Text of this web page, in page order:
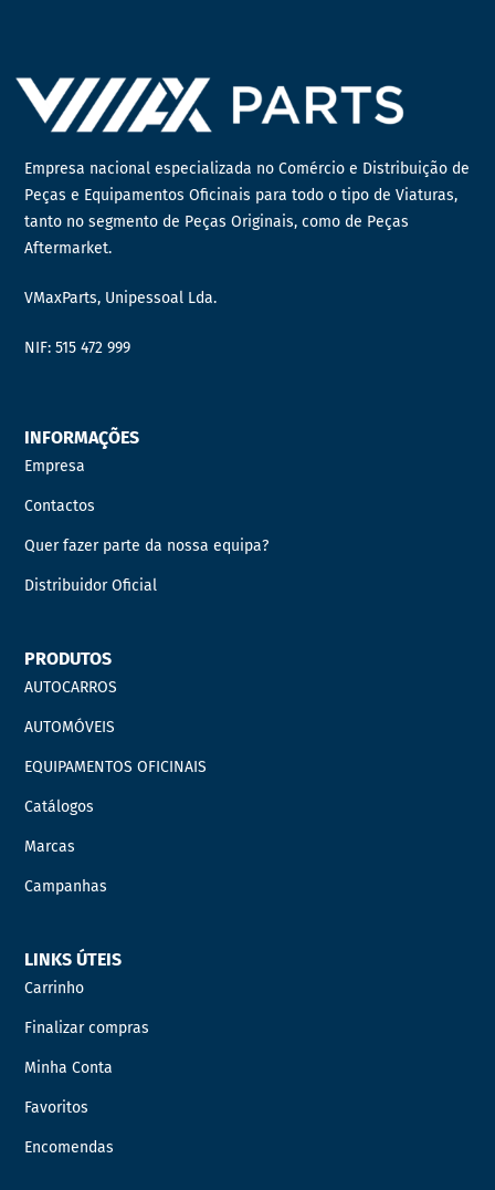
Empresa nacional especializada no Comércio e Distribuição de
Peças e Equipamentos Oficinais para todo o tipo de Viaturas,
tanto no segmento de Peças Originais, como de Peças
Aftermarket.
VMaxParts, Unipessoal Lda.
NIF: 515 472 999
INFORMAÇÕES
Empresa
Contactos
Quer fazer parte da nossa equipa?
Distribuidor Oficial
PRODUTOS
AUTOCARROS
AUTOMÓVEIS
EQUIPAMENTOS OFICINAIS
Catálogos
Marcas
Campanhas
LINKS ÚTEIS
Carrinho
Finalizar compras
Minha Conta
Favoritos
Encomendas